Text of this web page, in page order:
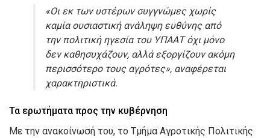
«Οι εκ των υστέρων συγγνώμες χωρίς
καμία ουσιαστική ανάληψη ευθύνης από
την πολιτική ηγεσία του ΥΠΑΑΤ όχι μόνο
δεν καθησυχάζουν, αλλά εξοργίζουν ακόμη
περισσότερο τους αγρότες», αναφέρεται
χαρακτηριστικά.
Τα ερωτήματα προς την κυβέρνηση
Με την ανακοίνωσή του, το Τμήμα Αγροτικής Πολιτικής